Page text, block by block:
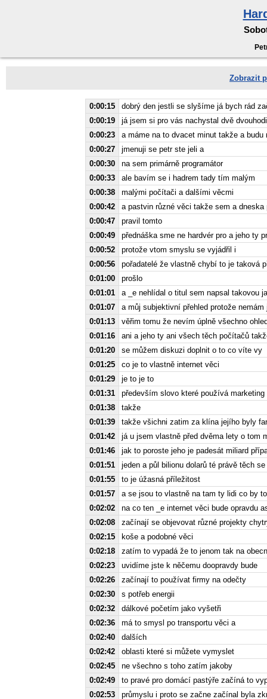
Zobrazit
0:00:15
dobrý den jestli se slyšíme já bych rád
0:00:19
já jsem si pro vás nachystal dvě
0:00:23
a máme na to dvacet minut takže a budu
0:00:27
jmenuji se petr ste jeli a
0:00:30
na sem primárně programátor
0:00:33
ale bavím se i hadrem tady tím malým
0:00:38
malými počítači a dalšími věcmi
0:00:42
a pastvin různé věci takže sem a dneska
0:00:47
pravil tomto
0:00:49
přednáška sme ne hardvér pro a jeho ty
0:00:52
protože vtom smyslu se vyjádřil i
0:00:56
pořadatelé že vlastně chybí to je taková
0:01:00
prošlo
0:01:01
a _e nehlídal o titul sem napsal takovou
0:01:07
a můj subjektivní přehled protože nemám
0:01:13
věřim tomu že nevím úplně všechno
0:01:16
ani a jeho ty ani všech těch počítačů
0:01:20
se můžem diskuzi doplnit o to co víte vy
0:01:25
co je to vlastně internet věci
0:01:29
je to je to
0:01:31
především slovo které používá
0:01:38
takže
0:01:39
takže všichni zatim za klína jejího byly
0:01:42
já u jsem vlastně před dvěma lety o tom
0:01:46
jak to poroste jeho je padesát miliard
0:01:51
jeden a půl bilionu dolarů té právě těch
0:01:55
to je úžasná příležitost
0:01:57
a se jsou to vlastně na tam ty lidi co by
0:02:02
na co ten _e internet věci bude opravdu
0:02:08
začínají se objevovat různé projekty
0:02:15
koše a podobné věci
0:02:18
zatím to vypadá že to jenom tak na
0:02:23
uvidíme jste k něčemu doopravdy bude
0:02:26
začínají to používat firmy na odečty
0:02:30
s potřeb energii
0:02:32
dálkové početím jako vyšetři
0:02:36
má to smysl po transportu věci a
0:02:40
dalších
0:02:42
oblasti které si můžete vymyslet
0:02:45
ne všechno s toho zatím jakoby
0:02:49
to pravé pro domácí pastýře začíná to
0:02:53
průmyslu i proto se začne začínal byla